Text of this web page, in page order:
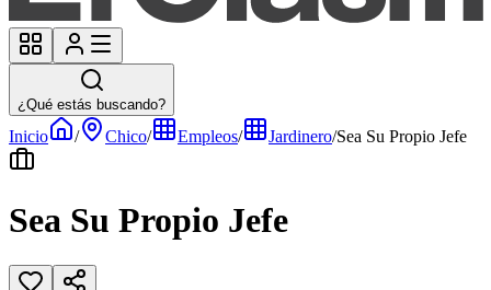
¿Qué estás buscando?
Inicio / Chico/ Empleos/ Jardinero/Sea Su Propio Jefe
Sea Su Propio Jefe